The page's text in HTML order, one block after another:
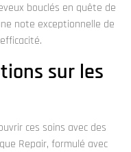
bouclés en quête de
note exceptionnelle de
sur les
ces soins avec des
Repair, formulé avec